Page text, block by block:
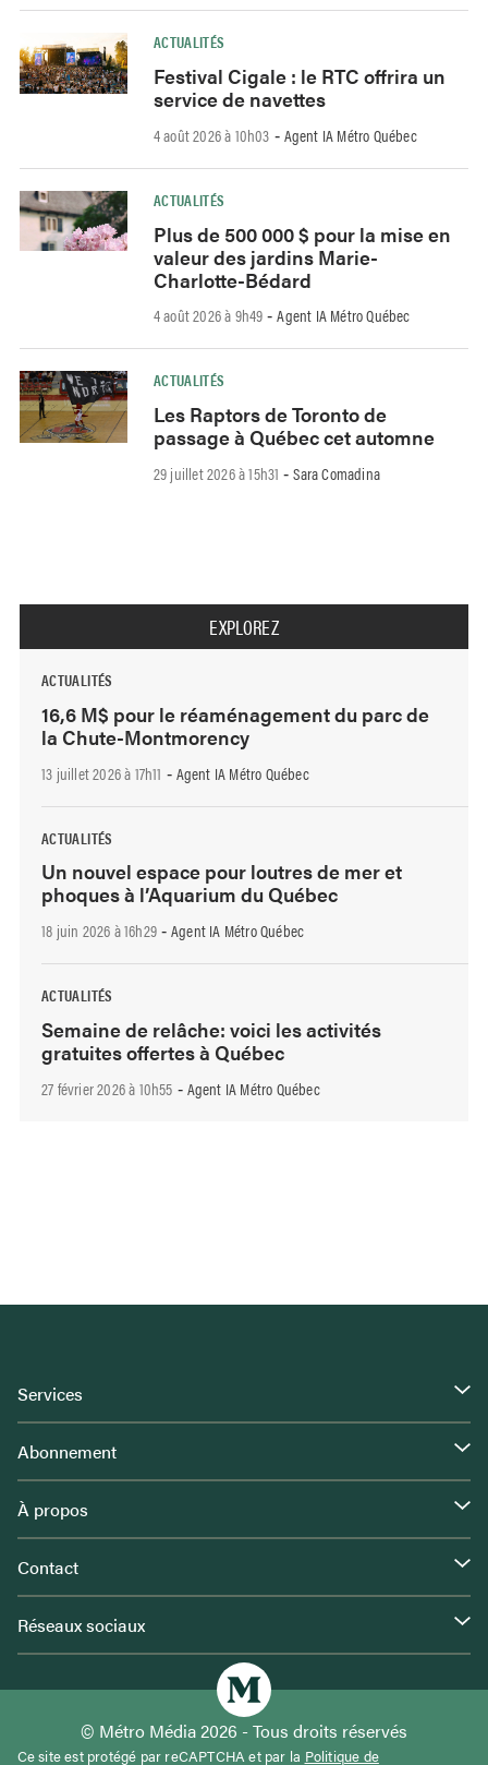
ACTUALITÉS
Festival Cigale : le RTC offrira un
service de navettes
4 août 2026 à 10h03 - Agent IA Métro Québec
ACTUALITÉS
Plus de 500 000 $ pour la mise en
valeur des jardins Marie-
Charlotte-Bédard
4 août 2026 à 9h49 -Agent IA Métro Québec
ACTUALITÉS
Les Raptors de Toronto de
passage à Québec cet automne
29 juillet 2026 à 15h31 -Sara Comadina
EXPLOREZ
ACTUALITÉS
16,6 M$ pour le réaménagement du parc de
la Chute-Montmorency
13 juillet 2026 à 17h11 - Agent IA Métro Québec
ACTUALITÉS
Un nouvel espace pour loutres de mer et
phoques à l’Aquarium du Québec
18 juin 2026 à 16h29 - Agent IA Métro Québec
ACTUALITÉS
Semaine de relâche: voici les activités
gratuites offertes à Québec
27 février 2026 à 10h55 - Agent IA Métro Québec
Services
Abonnement
À propos
Contact
Réseaux sociaux
© Métro Média 2026 - Tous droits réservés
Ce site est protégé par reCAPTCHA et par la Politique de